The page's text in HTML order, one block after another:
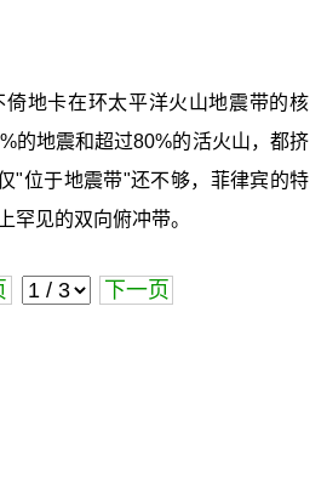
倚地卡在环太平洋火山地震带的核
地震和超过80%的活火山，都挤
"位于地震带"还不够，菲律宾的特
罕见的双向俯冲带。
下一页